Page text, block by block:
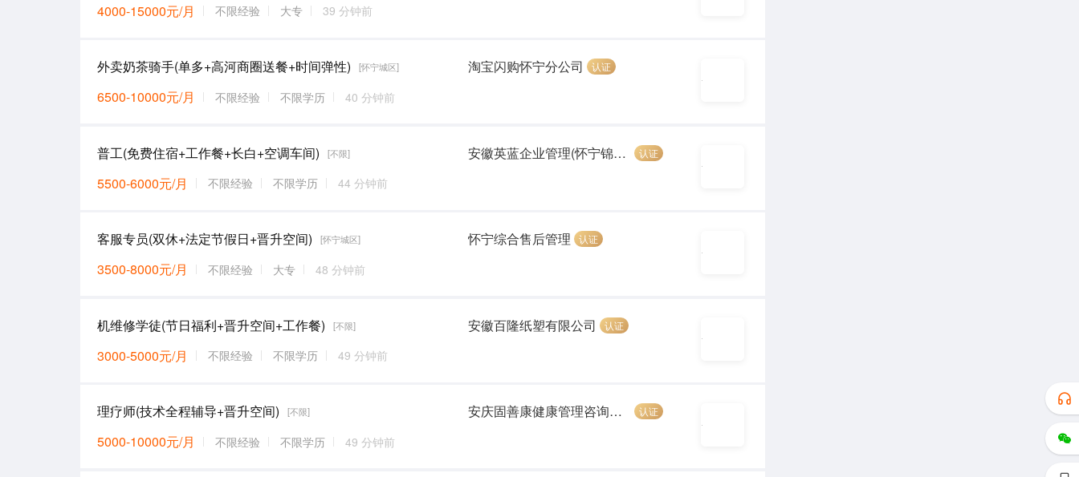
4000-15000元/月 不限经验 大专 39 分钟前
外卖奶茶骑手(单多+高河商圈送餐+时间弹性) [怀宁城区]
6500-10000元/月 不限经验 不限学历 40 分钟前
淘宝闪购怀宁分公司 认证
普工(免费住宿+工作餐+长白+空调车间) [不限]
5500-6000元/月 不限经验 不限学历 44 分钟前
安徽英蓝企业管理(怀宁锦恒汽车) 认证
客服专员(双休+法定节假日+晋升空间) [怀宁城区]
3500-8000元/月 不限经验 大专 48 分钟前
怀宁综合售后管理 认证
机维修学徒(节日福利+晋升空间+工作餐) [不限]
3000-5000元/月 不限经验 不限学历 49 分钟前
安徽百隆纸塑有限公司 认证
理疗师(技术全程辅导+晋升空间) [不限]
5000-10000元/月 不限经验 不限学历 49 分钟前
安庆固善康健康管理咨询有限公司 认证